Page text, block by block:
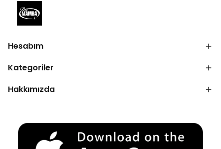
Hesabım
Kategoriler
Hakkımızda